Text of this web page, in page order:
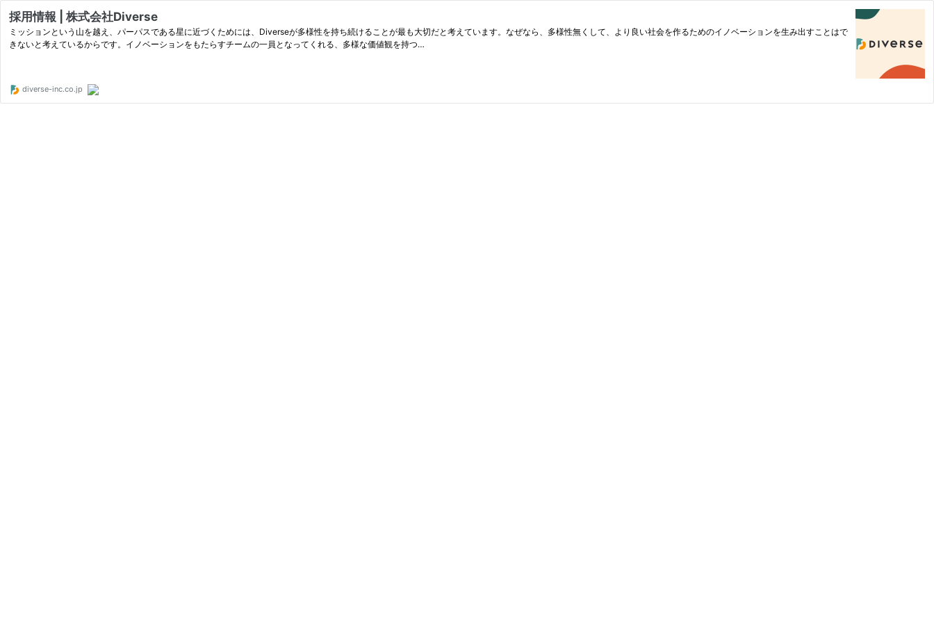
採用情報 | 株式会社Diverse
ミッションという山を越え、パーパスである星に近づくためには、Diverseが多様性を持ち続けることが最も大切だと考えています。なぜなら、多様性無くして、より良い社会を作るためのイノベーションを生み出すことはで
きないと考えているからです。イノベーションをもたらすチームの一員となってくれる、多様な価値観を持つ…
diverse-inc.co.jp